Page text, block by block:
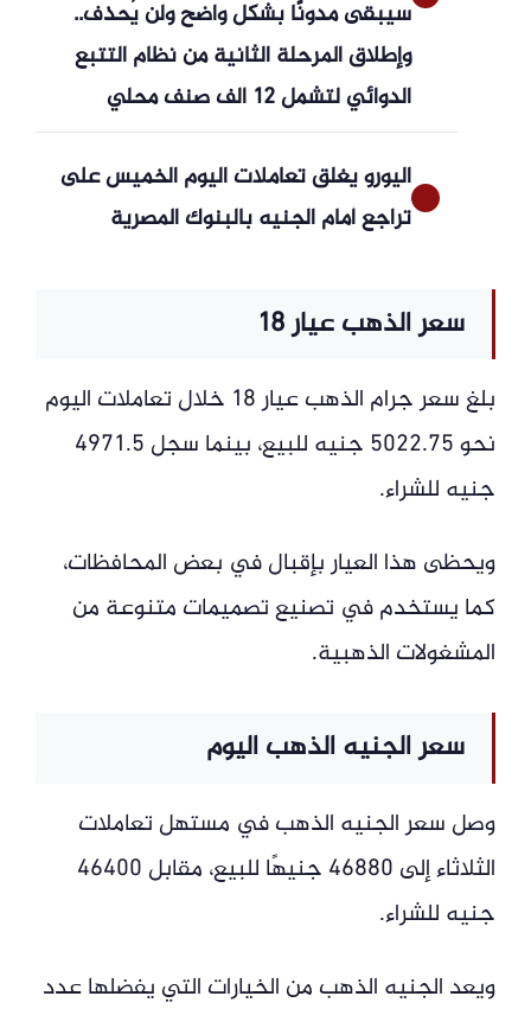
سيبقى مدونًا بشكل واضح ولن يُحذف..
وإطلاق المرحلة الثانية من نظام التتبع
الدوائي لتشمل 12 ألف صنف محلي
اليورو يغلق تعاملات اليوم الخميس على
تراجع أمام الجنيه بالبنوك المصرية
سعر الذهب عيار 18
بلغ سعر جرام الذهب عيار 18 خلال تعاملات اليوم
نحو 5022.75 جنيه للبيع، بينما سجل 4971.5
جنيه للشراء.
ويحظى هذا العيار بإقبال في بعض المحافظات،
كما يستخدم في تصنيع تصميمات متنوعة من
المشغولات الذهبية.
سعر الجنيه الذهب اليوم
وصل سعر الجنيه الذهب في مستهل تعاملات
الثلاثاء إلى 46880 جنيهًا للبيع، مقابل 46400
جنيه للشراء.
ويعد الجنيه الذهب من الخيارات التي يفضلها عدد